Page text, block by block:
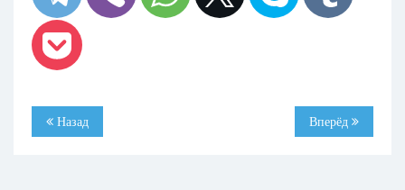
Назад Вперёд